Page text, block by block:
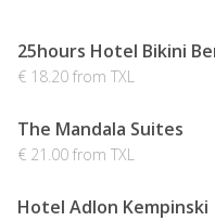
25hours Hotel Bikini
€ 18.20 from TXL
The Mandala Suites
€ 21.00 from TXL
Hotel Adlon Kempinski